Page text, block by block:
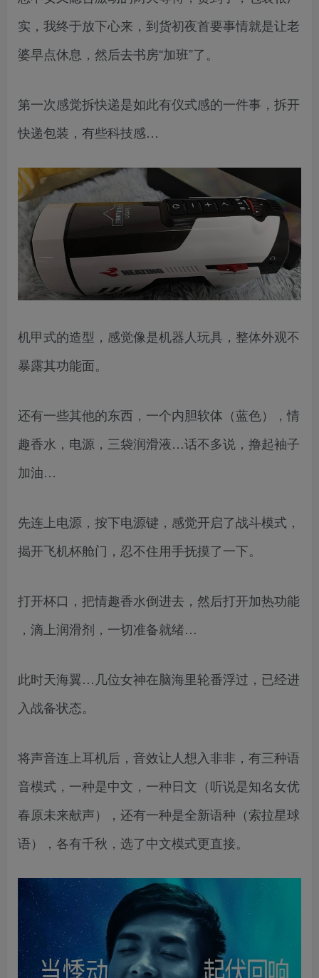
实，我终于放下心来，到货初夜首要事情就是让老
婆早点休息，然后去书房“加班”了。
第一次感觉拆快递是如此有仪式感的一件事，拆开
快递包装，有些科技感…
机甲式的造型，感觉像是机器人玩具，整体外观不
暴露其功能面。
还有一些其他的东西，一个内胆软体（蓝色），情
趣香水，电源，三袋润滑液…话不多说，撸起袖子
加油…
先连上电源，按下电源键，感觉开启了战斗模式，
揭开飞机杯舱门，忍不住用手抚摸了一下。
打开杯口，把情趣香水倒进去，然后打开加热功能
，滴上润滑剂，一切准备就绪…
此时天海翼…几位女神在脑海里轮番浮过，已经进
入战备状态。
将声音连上耳机后，音效让人想入非非，有三种语
音模式，一种是中文，一种日文（听说是知名女优
春原未来献声），还有一种是全新语种（索拉星球
语），各有千秋，选了中文模式更直接。